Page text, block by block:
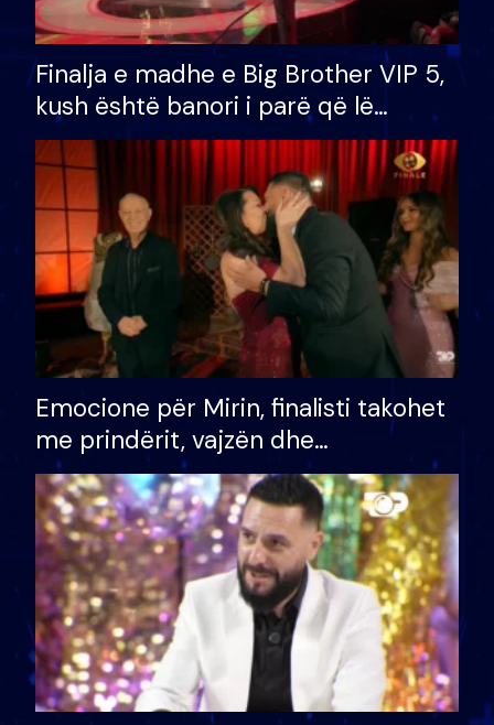
Finalja e madhe e Big Brother VIP 5,
kush është banori i parë që lë
shtëpinë dhe humb mundësinë për
të fituar çmimin e madh
Emocione për Mirin, finalisti takohet
me prindërit, vajzën dhe
bashkëshorten: S’kemi ndonjë letër
divorci apo jo?